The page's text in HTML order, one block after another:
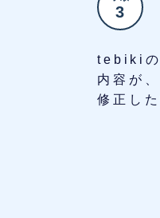
3
tebikiの
内容が
修正し